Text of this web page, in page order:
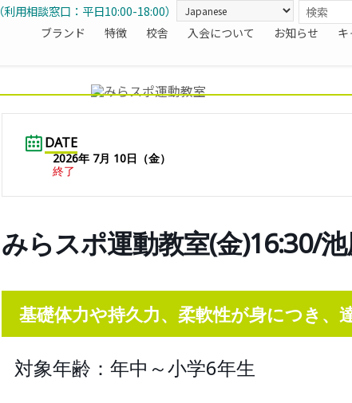
ブランド 特徴 校舎 入会について お知らせ キ
（利用相談窓口：平日10:00-18:00）
DATE
2026年 7月 10日（金）
終了
みらスポ運動教室(金)16:30/
基礎体力や持久力、柔軟性が身につき、
対象年齢：年中～小学6年生